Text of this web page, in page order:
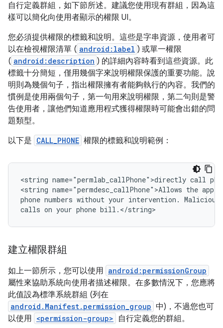
自行定義群組，如下節所述。建議您使用現有群組，因為這
樣可以簡化向使用者顯示的權限 UI。
您必須提供權限的標籤和說明。這些是字串資源，使用者可
以在檢視權限清單 ( android:label ) 或單一權限
( android:description ) 的詳細內容時看到這些資源。此
標籤十分簡短，僅用幾個字來說明權限保護的重要功能。說
明則為幾個句子，指出權限擁有者能夠執行的內容。我們的
慣例是使用兩個句子，第一句用來說明權限，第二句則是警
告使用者，讓他們知道應用程式獲得權限時可能會出錯的問
題類型。
以下是 CALL_PHONE 權限的標籤和說明範例：
<string name="permlab_callPhone">directly call
<string name="permdesc_callPhone">Allows the app
phone numbers without your intervention. Malicious
calls on your phone bill.</string>
建立權限群組
如上一節所示，您可以使用 android:permissionGroup
屬性來協助系統向使用者描述權限。在多數情況下，您應將
此值設為標準系統群組 (列在
android.Manifest.permission_group 中)，不過您也可
以使用 <permission-group> 自行定義您的群組。